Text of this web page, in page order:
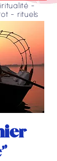
-
- rituels